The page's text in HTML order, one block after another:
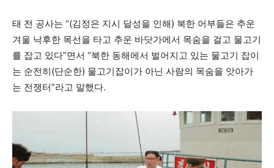
태 전 공사는 “(김정은 지시 달성을 인해) 북한 어부들은 추운
겨울 낙후한 목선을 타고 추운 바닷가에서 목숨을 걸고 물고기
를 잡고 있다”면서 “북한 동해에서 벌어지고 있는 물고기 잡이
는 순전히(단순한) 물고기잡이가 아닌 사람의 목숨을 앗아가
는 전쟁터”라고 말했다.